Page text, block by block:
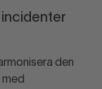
den